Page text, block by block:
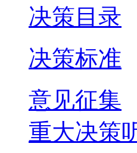
决策目录
决策标准
意见征集
重大决策